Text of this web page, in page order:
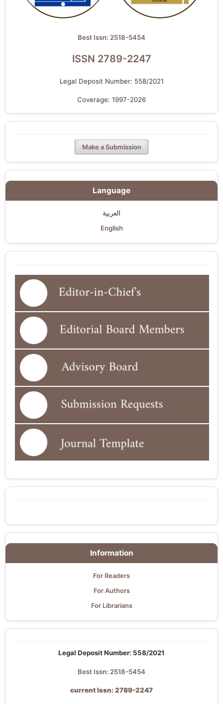
Best Issn: 2518-5454
ISSN 2789-2247
Legal Deposit Number: 558/2021
Coverage: 1997-2026
Make a Submission
Language
العربية
English
Information
For Readers
For Authors
For Librarians
Legal Deposit Number: 558/2021
Best Issn: 2518-5454
current Issn: 2789-2247